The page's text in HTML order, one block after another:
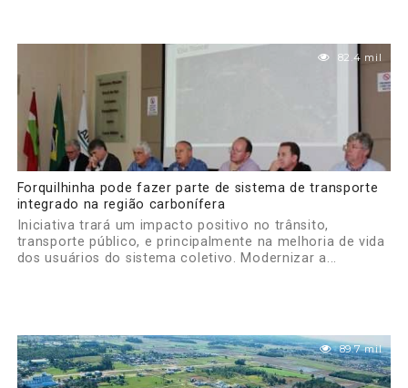
82.4 mil
Forquilhinha pode fazer parte de sistema de transporte
integrado na região carbonífera
Iniciativa trará um impacto positivo no trânsito,
transporte público, e principalmente na melhoria de vida
dos usuários do sistema coletivo. Modernizar a...
89.7 mil